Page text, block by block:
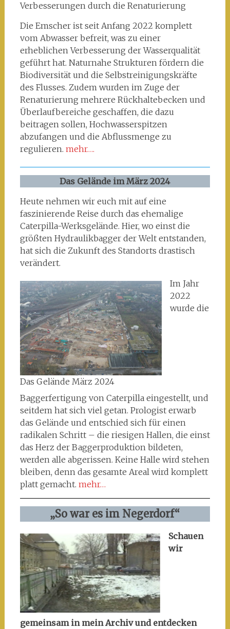
Verbesserungen durch die Renaturierung
Die Emscher ist seit Anfang 2022 komplett
vom Abwasser befreit, was zu einer
erheblichen Verbesserung der Wasserqualität
geführt hat. Naturnahe Strukturen fördern die
Biodiversität und die Selbstreinigungskräfte
des Flusses. Zudem wurden im Zuge der
Renaturierung mehrere Rückhaltebecken und
Überlaufbereiche geschaffen, die dazu
beitragen sollen, Hochwasserspitzen
abzufangen und die Abflussmenge zu
regulieren. mehr….
Das Gelände im März 2024
Heute nehmen wir euch mit auf eine
faszinierende Reise durch das ehemalige
Caterpilla-Werksgelände. Hier, wo einst die
größten Hydraulikbagger der Welt entstanden,
hat sich die Zukunft des Standorts drastisch
verändert.
Das Gelände März 2024
Im Jahr
2022
wurde die
Baggerfertigung von Caterpilla eingestellt, und
seitdem hat sich viel getan. Prologist erwarb
das Gelände und entschied sich für einen
radikalen Schritt – die riesigen Hallen, die einst
das Herz der Baggerproduktion bildeten,
werden alle abgerissen. Keine Halle wird stehen
bleiben, denn das gesamte Areal wird komplett
platt gemacht. mehr…
„So war es im Negerdorf“
Schauen
wir
gemeinsam in mein Archiv und entdecken